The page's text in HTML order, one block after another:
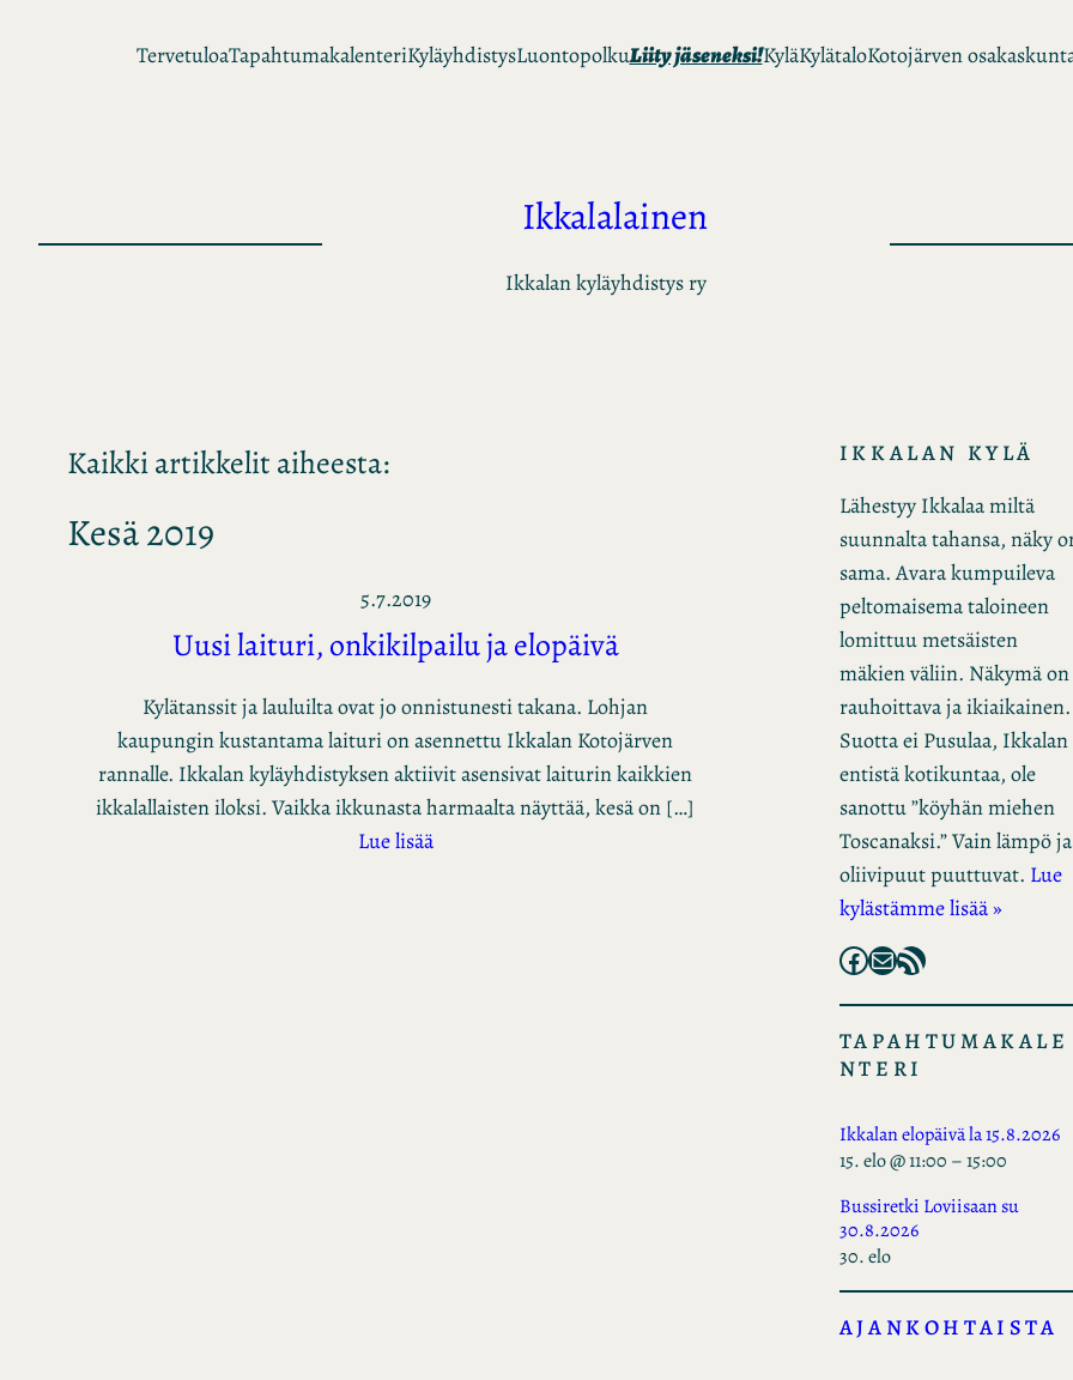
TervetuloaTapahtumakalenteriKyläyhdistysLuontopolkuLiity jäseneksi!KyläKylätaloKotojärven
Ikkalalainen
Ikkalan kyläyhdistys ry
Kaikki artikkelit aiheesta:
Kesä 2019
5.7.2019
Uusi laituri, onkikilpailu ja elopäivä
Kylätanssit ja lauluilta ovat jo onnistunesti takana. Lohjan
kaupungin kustantama laituri on asennettu Ikkalan Kotojärven
rannalle. Ikkalan kyläyhdistyksen aktiivit asensivat laiturin kaikkien
ikkalallaisten iloksi. Vaikka ikkunasta harmaalta näyttää, kesä on […]
Lue lisää
IKKALAN KYLÄ
Lähestyy Ikkalaa miltä
suunnalta tahansa, näky
sama. Avara kumpuileva
peltomaisema taloineen
lomittuu metsäisten
mäkien väliin. Näkymä on
rauhoittava ja ikiaikainen.
Suotta ei Pusulaa, Ikkalan
entistä kotikuntaa, ole
sanottu ”köyhän miehen
Toscanaksi.” Vain lämpö ja
oliivipuut puuttuvat. Lue
kylästämme lisää »
Facebook Mail RSS Feed
TAPAHTUMAKALE
NTERI
Ikkalan elopäivä la 15.8.2026
15. elo @ 11:00 –15:00
Bussiretki Loviisaan su
30.8.2026
30. elo
AJANKOHTAISTA